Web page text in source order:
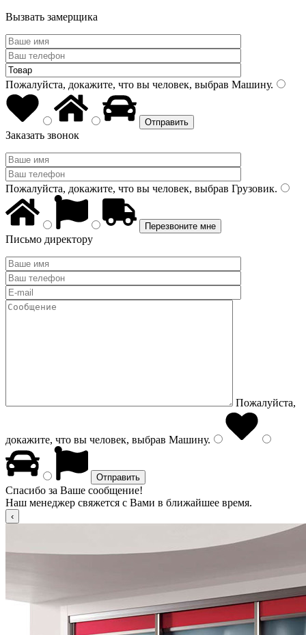
Вызвать замерщика
Пожалуйста, докажите, что вы человек, выбрав Машину.
Заказать звонок
Пожалуйста, докажите, что вы человек, выбрав Грузовик.
Письмо директору
Пожалуйста,
докажите, что вы человек, выбрав Машину.
Спасибо за Ваше сообщение!
Наш менеджер свяжется с Вами в ближайшее время.